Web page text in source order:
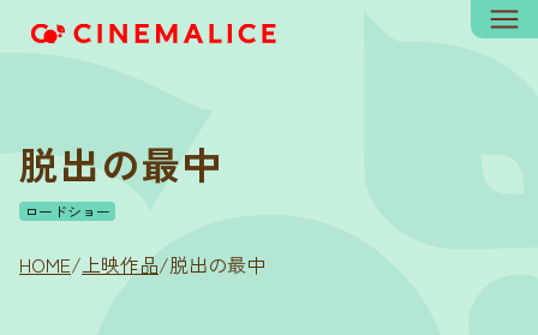
脱出の最中
ロードショー
HOME/上映作品/脱出の最中